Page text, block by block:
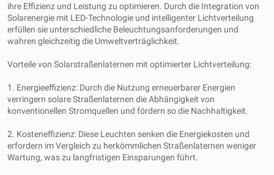
ihre Effizienz und Leistung zu optimieren. Durch die Integration von
Solarenergie mit LED-Technologie und intelligenter Lichtverteilung
erfüllen sie unterschiedliche Beleuchtungsanforderungen und
wahren gleichzeitig die Umweltverträglichkeit.
Vorteile von Solarstraßenlaternen mit optimierter Lichtverteilung:
1. Energieeffizienz: Durch die Nutzung erneuerbarer Energien
verringern solare Straßenlaternen die Abhängigkeit von
konventionellen Stromquellen und fördern so die Nachhaltigkeit.
2. Kosteneffizienz: Diese Leuchten senken die Energiekosten und
erfordern im Vergleich zu herkömmlichen Straßenlaternen weniger
Wartung, was zu langfristigen Einsparungen führt.